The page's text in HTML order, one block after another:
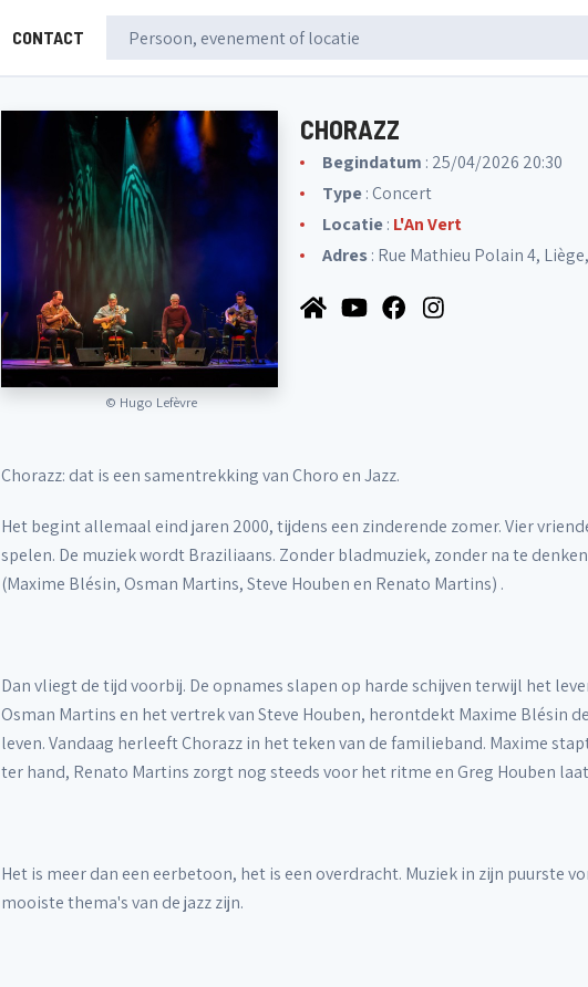
CONTACT
© Hugo Lefèvre
CHORAZZ
Begindatum : 25/04/2026 20:30
Type: Concert
Locatie: L'An Vert
Adres: Rue Mathieu Polain 4,
Chorazz: dat is een samentrekking van Choro en Jazz.
Het begint allemaal eind jaren 2000, tijdens een zinderende zomer. Vier
spelen. De muziek wordt Braziliaans. Zonder bladmuziek, zonder na te
(Maxime Blésin, Osman Martins, Steve Houben en Renato Martins) .
Dan vliegt de tijd voorbij. De opnames slapen op harde schijven terwijl het
Osman Martins en het vertrek van Steve Houben, herontdekt Maxime Blésin
leven. Vandaag herleeft Chorazz in het teken van de familieband. Maxime
ter hand, Renato Martins zorgt nog steeds voor het ritme en Greg Houben
Het is meer dan een eerbetoon, het is een overdracht. Muziek in zijn puurste
mooiste thema's van de jazz zijn.